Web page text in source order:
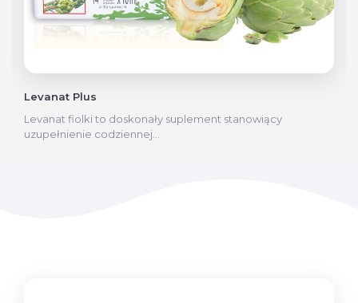
Levanat Plus
Levanat fiolki to doskonały suplement stanowiący
uzupełnienie codziennej...